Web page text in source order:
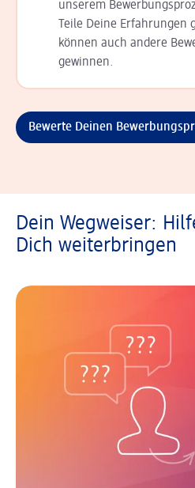
unserem
Teile Deine
können auch andere
gewinnen.
Bewerte Deinen
Dein Wegweiser:
Dich weiterbringen